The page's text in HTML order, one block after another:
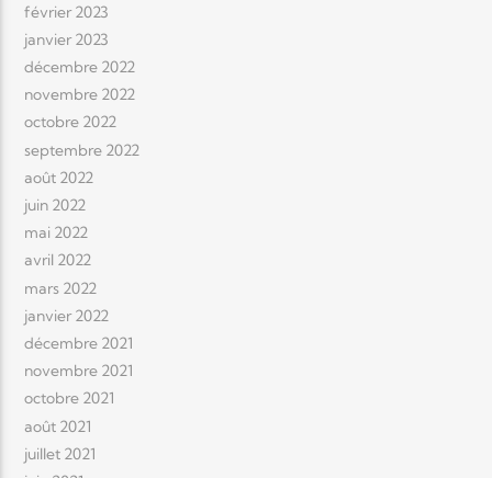
février 2023
janvier 2023
décembre 2022
novembre 2022
octobre 2022
septembre 2022
août 2022
juin 2022
mai 2022
avril 2022
mars 2022
janvier 2022
décembre 2021
novembre 2021
octobre 2021
août 2021
juillet 2021